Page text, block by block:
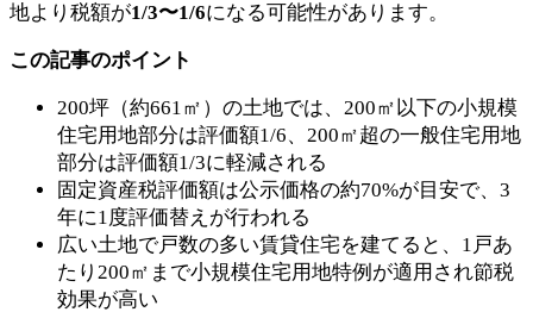
地より税額が1/3〜1/6になる可能性があります。
この記事のポイント
200坪（約661㎡）の土地では、200㎡以下の小規模
住宅用地部分は評価額1/6、200㎡超の一般住宅用地
部分は評価額1/3に軽減される
固定資産税評価額は公示価格の約70%が目安で、3
年に1度評価替えが行われる
広い土地で戸数の多い賃貸住宅を建てると、1戸あ
たり200㎡まで小規模住宅用地特例が適用され節税
効果が高い